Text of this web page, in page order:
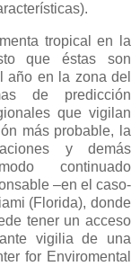
tropical en la
que éstas son
año en la zona del
de predicción
que vigilan
más probable, la
y demás
continuado
–en el caso-
(Florida), donde
tener un acceso
vigilia de una
for Enviromental